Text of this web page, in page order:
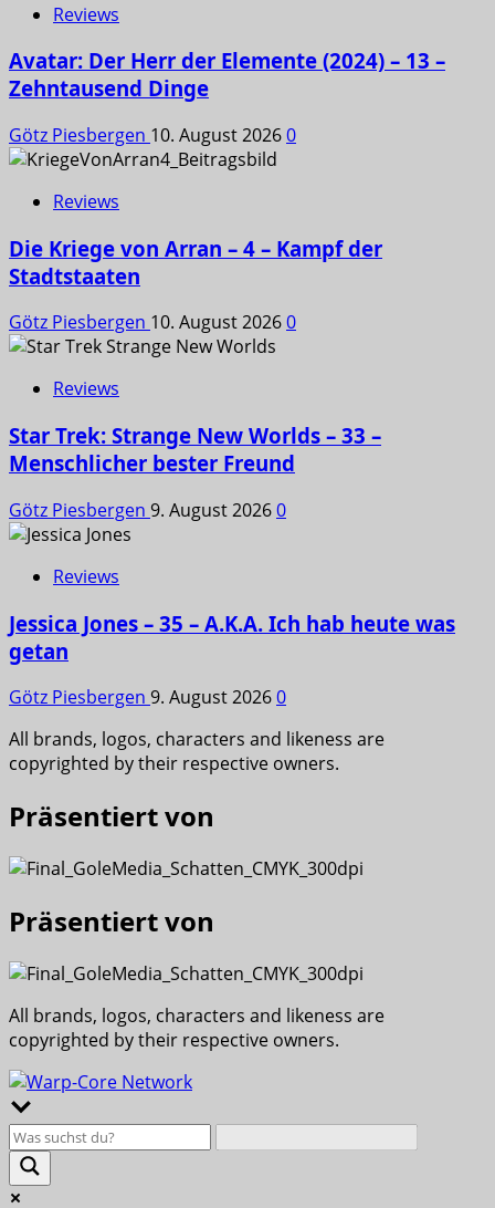
Reviews
Avatar: Der Herr der Elemente (2024) – 13 –
Zehntausend Dinge
Götz Piesbergen 10. August 20260
Reviews
Die Kriege von Arran – 4 – Kampf der
Stadtstaaten
Götz Piesbergen 10. August 20260
Reviews
Star Trek: Strange New Worlds – 33 –
Menschlicher bester Freund
Götz Piesbergen 9. August 20260
Reviews
Jessica Jones – 35 – A.K.A. Ich hab heute was
getan
Götz Piesbergen 9. August 20260
All brands, logos, characters and likeness are
copyrighted by their respective owners.
Präsentiert von
Präsentiert von
All brands, logos, characters and likeness are
copyrighted by their respective owners.